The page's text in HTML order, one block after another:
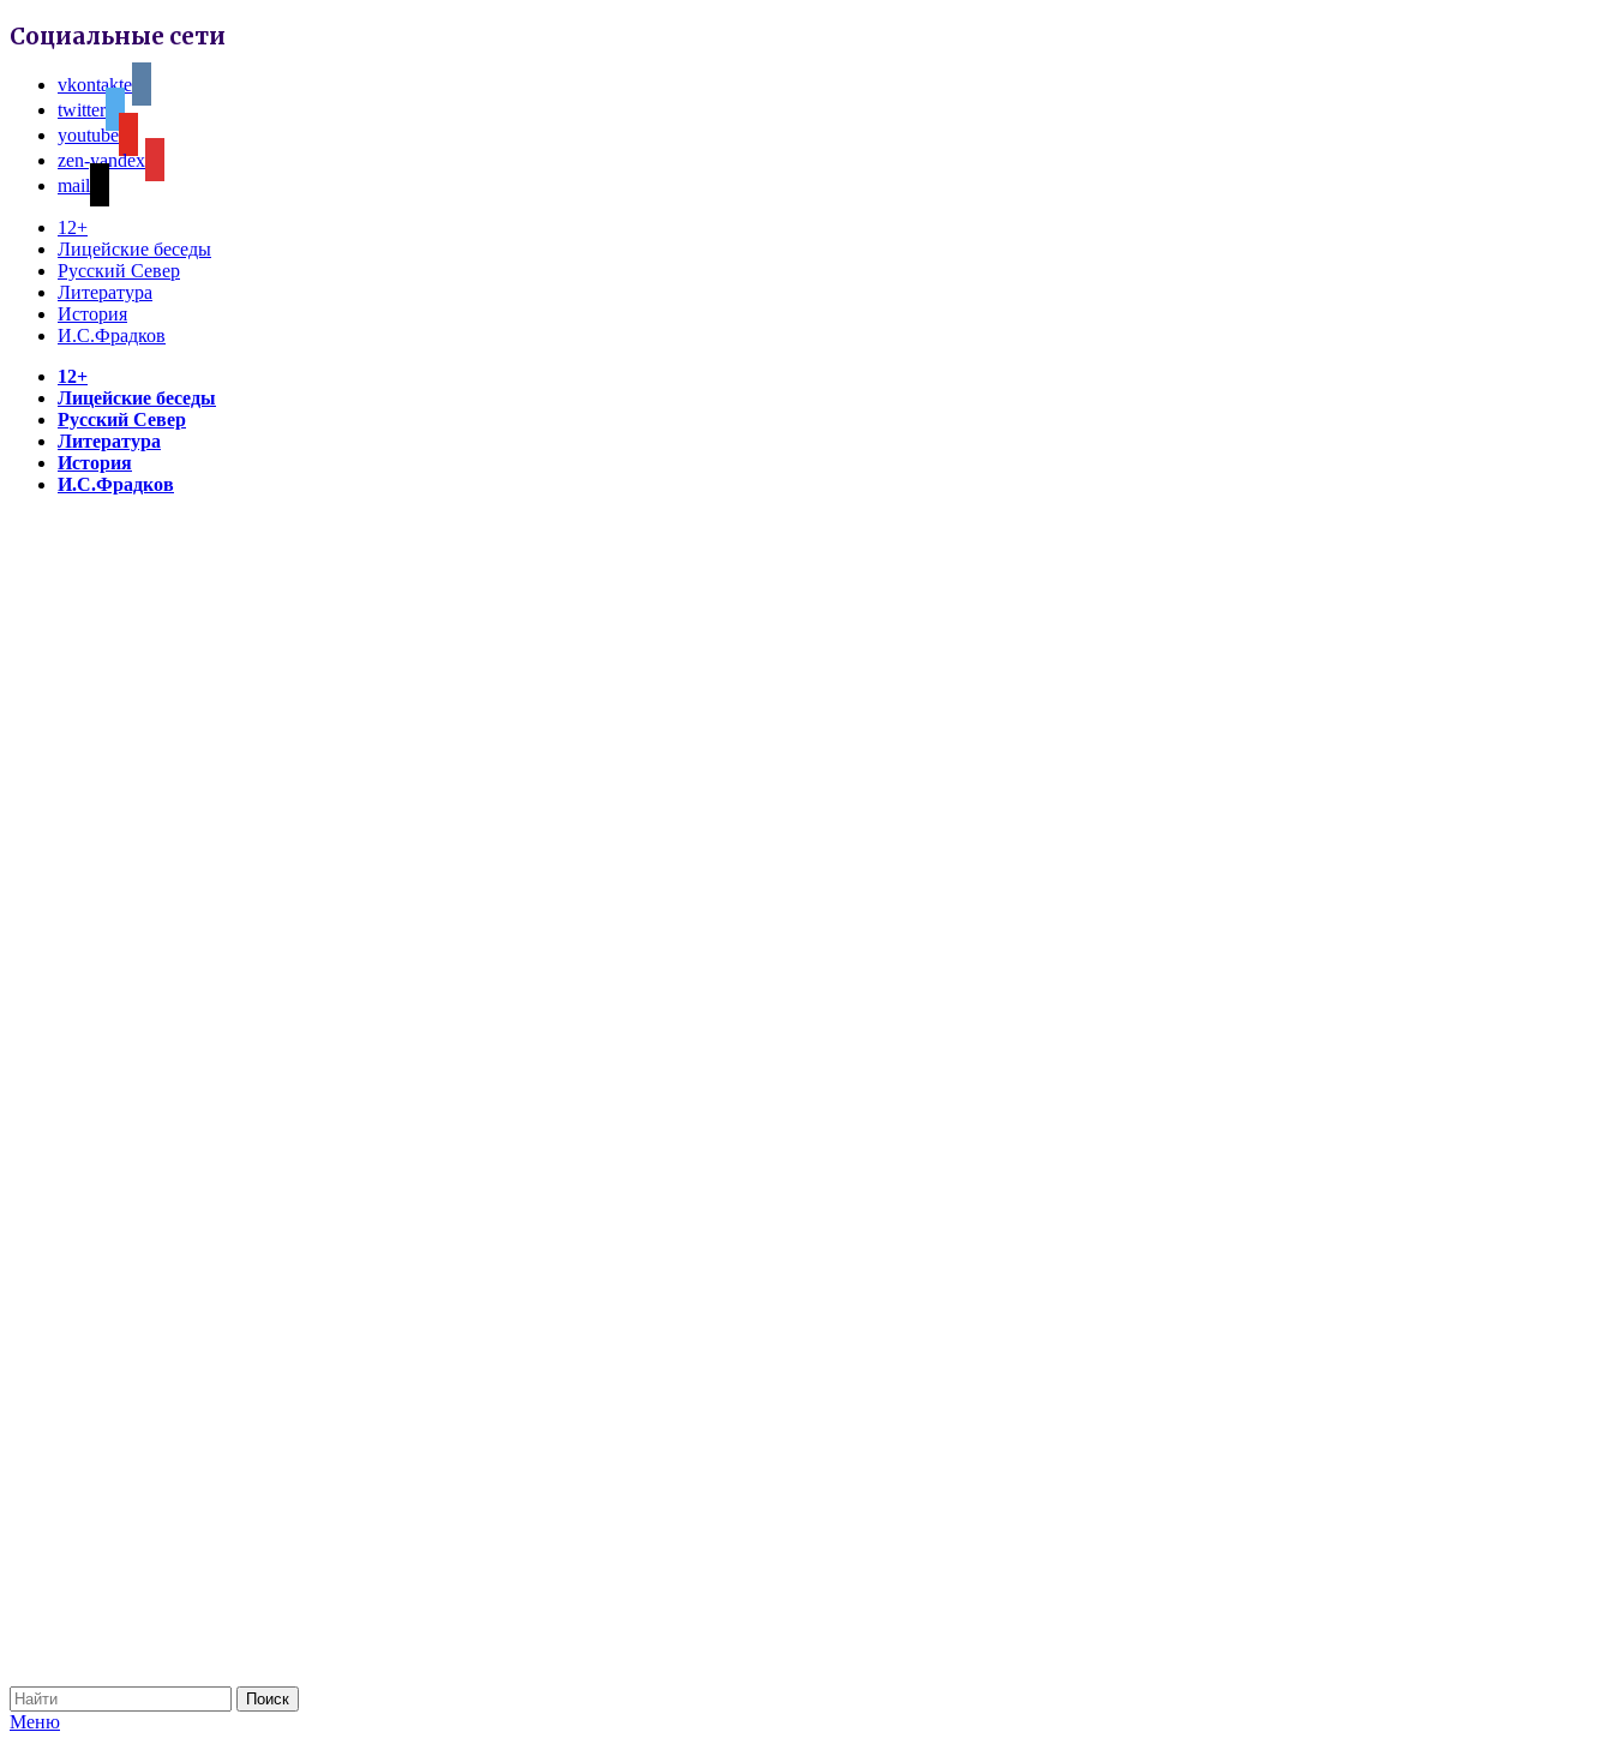
Социальные сети
vkontakte
twitter
youtube
zen-yandex
mail
12+
Лицейские беседы
Русский Север
Литература
История
И.С.Фрадков
12+
Лицейские беседы
Русский Север
Литература
История
И.С.Фрадков
Меню